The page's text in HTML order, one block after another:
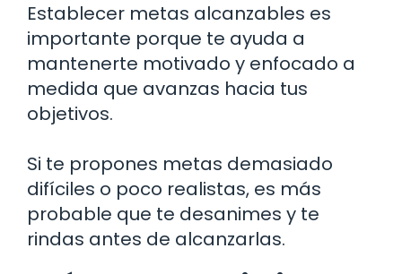
Establecer metas alcanzables es
importante porque te ayuda a
mantenerte motivado y enfocado a
medida que avanzas hacia tus
objetivos.
Si te propones metas demasiado
difíciles o poco realistas, es más
probable que te desanimes y te
rindas antes de alcanzarlas.